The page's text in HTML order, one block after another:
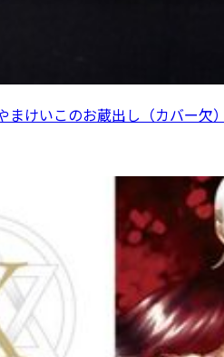
まけいこのお蔵出し（カバー欠